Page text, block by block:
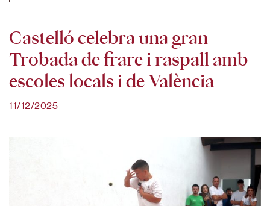
Castelló celebra una gran
Trobada de frare i raspall amb
escoles locals i de València
11/12/2025